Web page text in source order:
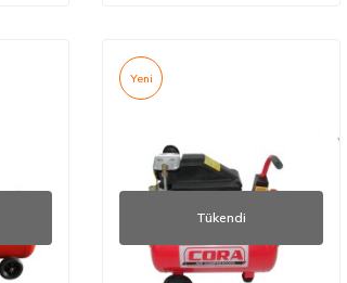
Yeni
Tükendi